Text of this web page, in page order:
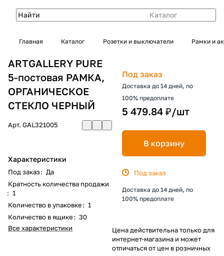
Каталог
Главная Каталог Розетки и выключатели Рамки и
ARTGALLERY PURE
5-постовая РАМКА,
ОРГАНИЧЕСКОЕ
СТЕКЛО ЧЕРНЫЙ
Арт. GAL321005
Характеристики
Под заказ: Да
Кратность количества продажи
: 1
Количество в упаковке: 1
Количество в ящике: 30
Все характеристики
Под заказ
Доставка до 14 дней, по
100% предоплате
5 479.84 ₽/шт
В корзину
Под заказ
Доставка до 14 дней, по
100% предоплате
Цена действительна только для
интернет-магазина и может
отличаться от цен в розничных